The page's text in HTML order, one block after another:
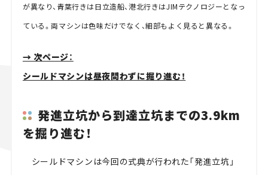
が異なり、青葉行きは日立造船、港北行きはJIMテクノロジーとなっ
ている。両マシンは色味だけでなく、細部もよく見ると異なる。
→ 次ページ：
シールドマシンは昼夜問わずに掘り進む！
発進立坑から到達立坑までの3.9km
を掘り進む！
シールドマシンは今回の式典が行われた「発進立坑」